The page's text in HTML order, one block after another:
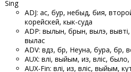
Sing
ADJ: ас, бур, небыд, бия,
корейскей, кык-суда
ADP: вылын, бӧрын, вылэ,
вылас
ADV: вӧдзӧ, бӧрӧ, Неуна, бура,
AUX: вӧлі, выйым, из, вӧліс,
AUX-Fin: вӧлі, из, вӧліс, выйым,